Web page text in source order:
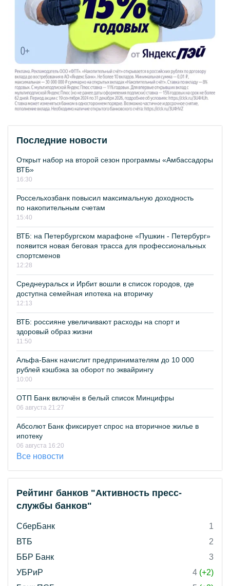
Последние новости
Открыт набор на второй сезон программы «Амбассадоры
ВТБ»
16:30
Россельхозбанк повысил максимальную доходность
по накопительным счетам
15:40
ВТБ: на Петербургском марафоне «Пушкин - Петербург»
появится новая беговая трасса для профессиональных
спортсменов
12:28
Среднеуральск и Ирбит вошли в список городов, где
доступна семейная ипотека на вторичку
12:13
ВТБ: россияне увеличивают расходы на спорт и
здоровый образ жизни
11:50
Альфа-Банк начислит предпринимателям до 10 000
рублей кэшбэка за оборот по эквайрингу
10:00
ОТП Банк включён в белый список Минцифры
06 августа 21:27
Абсолют Банк фиксирует спрос на вторичное жилье в
ипотеку
06 августа 16:20
Все новости
Рейтинг банков "Активность пресс-
службы банков"
СберБанк
1
ВТБ
2
ББР Банк
3
УБРиР
4 (+2)